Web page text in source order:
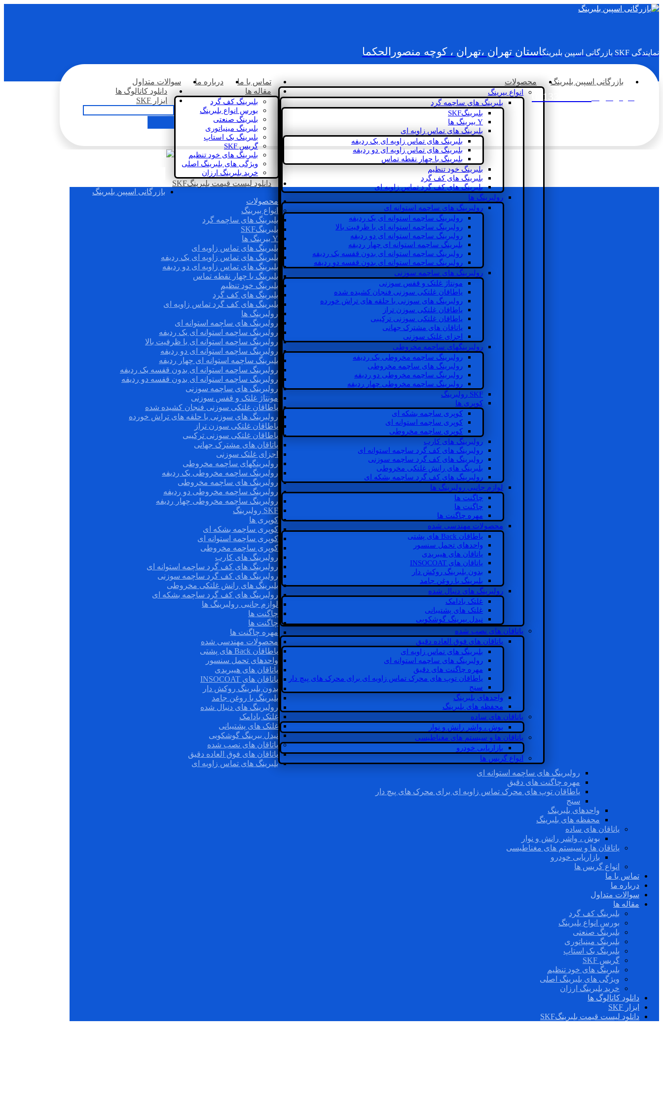
نمایندگی SKF بازرگانی اسپین بلبرینگ استان تهران ،تهران ، کوچه منصورالحکما
02133936833
بازرگانی اسپین بلبرینگ محصولات
انواع بیرینگ
بلبرینگ های ساچمه گرد
بلبرینگSKF
Y بیرینگ ها
بلبرینگ های تماس زاویه ای
بلبرینگ های تماس زاویه ای یک ردیفه
بلبرینگ های تماس زاویه ای دو ردیفه
بلبرینگ با چهار نقطه تماس
بلبرینگ خود تنظیم
بلبرینگ های کف گرد
بلبرینگ های کف گرد تماس زاویه ای
رولبرینگ ها
رولبرینگ های ساچمه استوانه ای
رولبرینگ ساچمه استوانه ای یک ردیفه
رولبرینگ ساچمه استوانه ای با ظرفیت بالا
رولبرینگ ساچمه استوانه ای دو ردیفه
بلبرینگ ساچمه استوانه ای چهار ردیفه
رولبرینگ ساچمه استوانه ای بدون قفسه یک ردیفه
رولبرینگ ساچمه استوانه ای بدون قفسه دو ردیفه
رولبرینگ های ساچمه سوزنی
مونتاژ غلتک و قفس سوزنی
یاطاقان غلتکی سوزنی فنجان کشیده شده
رولبرینگ های سوزنی با حلقه های تراش خورده
یاطاقان غلتکی سوزن تراز
یاطاقان غلتکی سوزنی ترکیبی
یاتاقان های مشترک جهانی
اجزای غلتک سوزنی
رولبرینگهای ساچمه مخروطی
رولبرینگ ساچمه مخروطی یک ردیفه
رولبرینگ های ساچمه مخروطی
رولبرینگ ساچمه مخروطی دو ردیفه
رولبرینگ ساچمه مخروطی چهار ردیفه
SKF رولبرینگ
کوپری ها
کوپری ساچمه بشکه ای
کوپری ساچمه استوانه ای
کوپری ساچمه مخروطی
رولبرینگ های کارب
رولبرینگ های کف گرد ساچمه استوانه ای
رولبرینگ های کف گرد ساچمه سوزنی
بلبرینگ های رانش غلتکی مخروطی
رولبرینگ های کف گرد ساچمه بشکه ای
لوازم جانبی رولبرینگ ها
چاگنت ها
چاگنت ها
مهره چاگنت ها
محصولات مهندسی شده
یاطاقان Back های پشتی
واحدهای تحمل سنسور
یاتاقان های هیبریدی
یاتاقان های INSOCOAT
بدون بلبرینگ روکش دار
بلبرینگ با روغن جامد
رولبرینگ های دنبال شده
غلتک بادامک
غلتک های پشتیبانی
نیدل بیرینگ گوشکوبی
یاتاقان های نصب شده
یاتاقان های فوق العاده دقیق
بلبرینگ های تماس زاویه ای
رولبرینگ های ساچمه استوانه ای
مهره چاگنت های دقیق
یاطاقان توپ های محرک تماس زاویه ای برای محرک های پیچ دار
سنج
واحدهای بلبرینگ
محفظه های بلبرینگ
یاتاقان های ساده
بوش ، واشر رانش و نوار
یاتاقان ها و سیستم های مغناطیسی
بازاریابی خودرو
انواع گریس ها
تماس با ما درباره ما
سوالات متداول
مقاله ها
بلبرینگ کف گرد
بورس انواع بلبرینگ
بلبرینگ صنعتی
بلبرینگ مینیاتوری
بلبرینگ بک استاپ
گریس SKF
بلبرینگ های خود تنظیم
ویژگی های بلبرینگ اصلی
خرید بلبرینگ ارزان
دانلود کاتالوگ ها
ابزار SKF
دانلود لیست قیمت بلبرینگSKF
بازرگانی اسپین بلبرینگ
محصولات
انواع بیرینگ
بلبرینگ های ساچمه گرد
بلبرینگSKF
Y بیرینگ ها
بلبرینگ های تماس زاویه ای
بلبرینگ های تماس زاویه ای یک ردیفه
بلبرینگ های تماس زاویه ای دو ردیفه
بلبرینگ با چهار نقطه تماس
بلبرینگ خود تنظیم
بلبرینگ های کف گرد
بلبرینگ های کف گرد تماس زاویه ای
رولبرینگ ها
رولبرینگ های ساچمه استوانه ای
رولبرینگ ساچمه استوانه ای یک ردیفه
رولبرینگ ساچمه استوانه ای با ظرفیت بالا
رولبرینگ ساچمه استوانه ای دو ردیفه
بلبرینگ ساچمه استوانه ای چهار ردیفه
رولبرینگ ساچمه استوانه ای بدون قفسه یک ردیفه
رولبرینگ ساچمه استوانه ای بدون قفسه دو ردیفه
رولبرینگ های ساچمه سوزنی
مونتاژ غلتک و قفس سوزنی
یاطاقان غلتکی سوزنی فنجان کشیده شده
رولبرینگ های سوزنی با حلقه های تراش خورده
یاطاقان غلتکی سوزن تراز
یاطاقان غلتکی سوزنی ترکیبی
یاتاقان های مشترک جهانی
اجزای غلتک سوزنی
رولبرینگهای ساچمه مخروطی
رولبرینگ ساچمه مخروطی یک ردیفه
رولبرینگ های ساچمه مخروطی
رولبرینگ ساچمه مخروطی دو ردیفه
رولبرینگ ساچمه مخروطی چهار ردیفه
SKF رولبرینگ
کوپری ها
کوپری ساچمه بشکه ای
کوپری ساچمه استوانه ای
کوپری ساچمه مخروطی
رولبرینگ های کارب
رولبرینگ های کف گرد ساچمه استوانه ای
رولبرینگ های کف گرد ساچمه سوزنی
بلبرینگ های رانش غلتکی مخروطی
رولبرینگ های کف گرد ساچمه بشکه ای
لوازم جانبی رولبرینگ ها
چاگنت ها
چاگنت ها
مهره چاگنت ها
محصولات مهندسی شده
یاطاقان Back های پشتی
واحدهای تحمل سنسور
یاتاقان های هیبریدی
یاتاقان های INSOCOAT
بدون بلبرینگ روکش دار
بلبرینگ با روغن جامد
رولبرینگ های دنبال شده
غلتک بادامک
غلتک های پشتیبانی
نیدل بیرینگ گوشکوبی
یاتاقان های نصب شده
یاتاقان های فوق العاده دقیق
بلبرینگ های تماس زاویه ای
رولبرینگ های ساچمه استوانه ای
مهره چاگنت های دقیق
یاطاقان توپ های محرک تماس زاویه ای برای محرک های پیچ دار
سنج
واحدهای بلبرینگ
محفظه های بلبرینگ
یاتاقان های ساده
بوش ، واشر رانش و نوار
یاتاقان ها و سیستم های مغناطیسی
بازاریابی خودرو
انواع گریس ها
تماس با ما
درباره ما
سوالات متداول
مقاله ها
بلبرینگ کف گرد
بورس انواع بلبرینگ
بلبرینگ صنعتی
بلبرینگ مینیاتوری
بلبرینگ بک استاپ
گریس SKF
بلبرینگ های خود تنظیم
ویژگی های بلبرینگ اصلی
خرید بلبرینگ ارزان
دانلود کاتالوگ ها
ابزار SKF
دانلود لیست قیمت بلبرینگSKF